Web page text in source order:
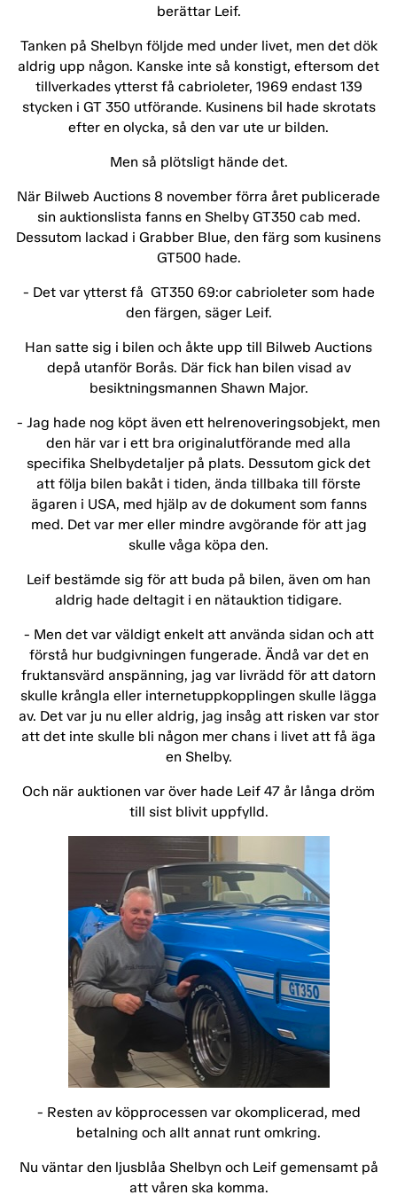
berättar Leif.
Tanken på Shelbyn följde med under livet, men det dök
aldrig upp någon. Kanske inte så konstigt, eftersom det
tillverkades ytterst få cabrioleter, 1969 endast 139
stycken i GT 350 utförande. Kusinens bil hade skrotats
efter en olycka, så den var ute ur bilden.
Men så plötsligt hände det.
När Bilweb Auctions 8 november förra året publicerade
sin auktionslista fanns en Shelby GT350 cab med.
Dessutom lackad i Grabber Blue, den färg som kusinens
GT500 hade.
- Det var ytterst få GT350 69:or cabrioleter som hade
den färgen, säger Leif.
Han satte sig i bilen och åkte upp till Bilweb Auctions
depå utanför Borås. Där fick han bilen visad av
besiktningsmannen Shawn Major.
- Jag hade nog köpt även ett helrenoveringsobjekt, men
den här var i ett bra originalutförande med alla
specifika Shelbydetaljer på plats. Dessutom gick det
att följa bilen bakåt i tiden, ända tillbaka till förste
ägaren i USA, med hjälp av de dokument som fanns
med. Det var mer eller mindre avgörande för att jag
skulle våga köpa den.
Leif bestämde sig för att buda på bilen, även om han
aldrig hade deltagit i en nätauktion tidigare.
- Men det var väldigt enkelt att använda sidan och att
förstå hur budgivningen fungerade. Ändå var det en
fruktansvärd anspänning, jag var livrädd för att datorn
skulle krångla eller internetuppkopplingen skulle lägga
av. Det var ju nu eller aldrig, jag insåg att risken var stor
att det inte skulle bli någon mer chans i livet att få äga
en Shelby.
Och när auktionen var över hade Leif 47 år långa dröm
till sist blivit uppfylld.
- Resten av köpprocessen var okomplicerad, med
betalning och allt annat runt omkring.
Nu väntar den ljusblåa Shelbyn och Leif gemensamt på
att våren ska komma.